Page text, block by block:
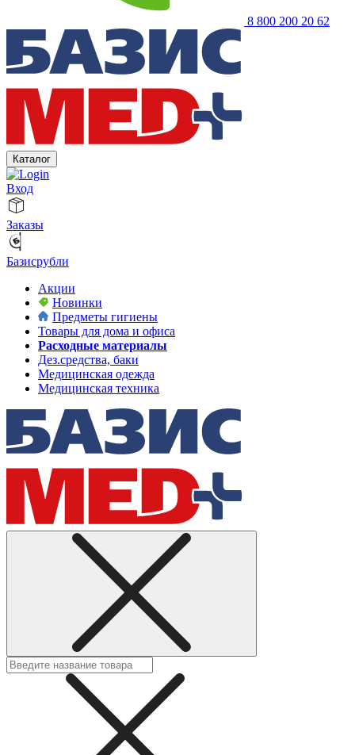
8 800 200 20 62
Каталог
Вход
Заказы
Базисрубли
Акции
Новинки
Предметы гигиены
Товары для дома и офиса
Расходные материалы
Дез.средства, баки
Медицинская одежда
Медицинская техника